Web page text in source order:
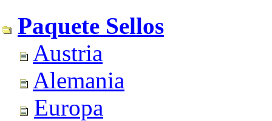
Paquete Sellos
Austria
Alemania
Europa